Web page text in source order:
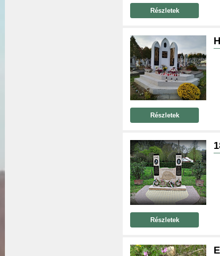
Részletek
Részletek
Részletek